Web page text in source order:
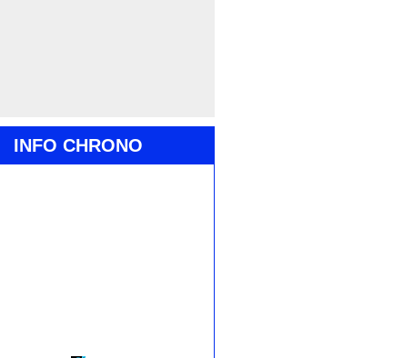
INFO CHRONO